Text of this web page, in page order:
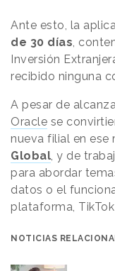
Ante esto, la
de 30 días,
Inversión
recibido ninguna
A pesar de
Oracle se
nueva filial en ese
Global, y de
para abordar
datos o el
plataforma,
NOTICIAS